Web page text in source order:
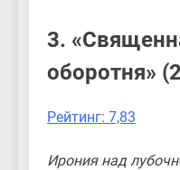
3.
оборотня»
Рейтинг: 7,83
Ирония над